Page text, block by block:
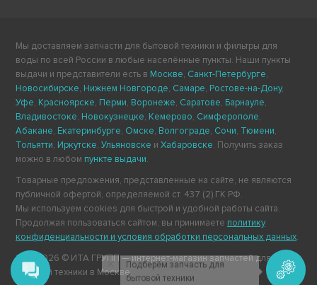
Мы доставляем запчасти для бытовой техники и фильтры для
воды по всей России в любые населённые пункты. Наши пункты
выдачи и представители есть в Москве, Санкт-Петербурге,
Новосибирске, Нижнем Новгороде, Самаре, Ростове-на-Дону,
Уфе, Красноярске, Перми, Воронеже, Саратове, Барнауле,
Владивостоке, Новокузнецке, Кемерово, Симферополе,
Абакане, Екатеринбурге, Омске, Волгограде, Сочи, Тюмени,
Тольятти, Иркутске,Ульяновске иХабаровске. Получить заказ
можно в любом пункте выдачи.
Товарные предложения, представленные на сайте, не являются
публичной офертой, определяемой ст. 437 (2) ГК РФ.
Мы используем cookies для быстрой и удобной работы сайта.
Продолжая пользоваться сайтом, вы принимаете политику
конфиденциальности и условия обработки персональных данных.
2011-2026 © ИТА ГРУПП — интернет-магазин запчастей для
бытовой техники в Москве.
Подберём запчасть для
бытовой техники